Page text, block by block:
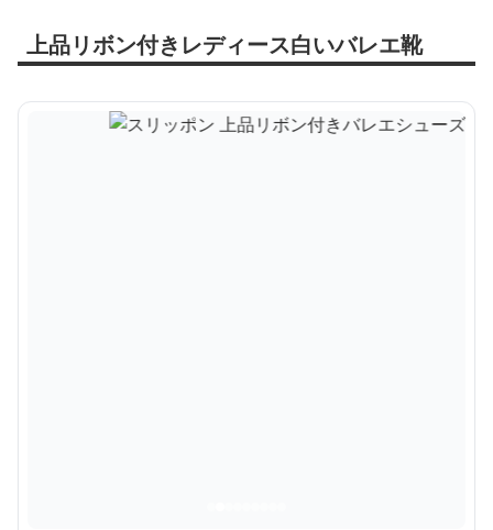
上品リボン付きレディース白いバレエ靴